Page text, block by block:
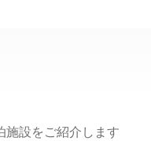
施設をご紹介します